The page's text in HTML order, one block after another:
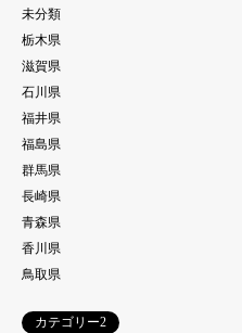
未分類
栃木県
滋賀県
石川県
福井県
福島県
群馬県
長崎県
青森県
香川県
鳥取県
カテゴリー2